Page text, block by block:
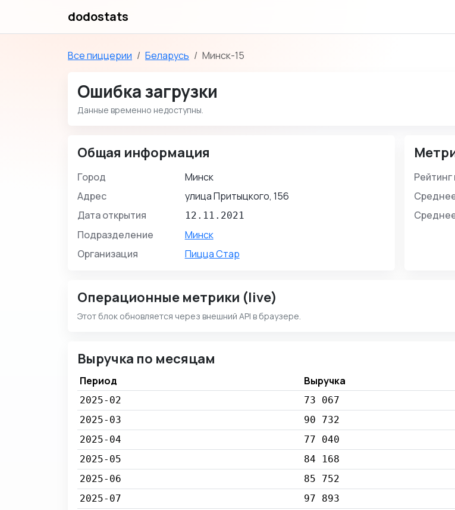
dodostats
Все пиццерии Беларусь Минск-15
Ошибка загрузки
Данные временно недоступны.
Общая информация
Город
Минск
Адрес
улица Притыцкого, 156
Дата открытия
12.11.2021
Подразделение
Минск
Организация
Пицца Стар
Операционные метрики (live)
Этот блок обновляется через внешний API в браузере.
Выручка по месяцам
Период Выручка
2025-02 73 067
2025-03
90 732
2025-04
77 040
2025-05
84 168
2025-06
85 752
2025-07
97 893